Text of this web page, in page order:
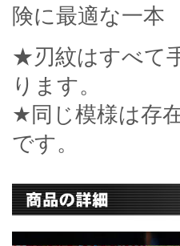
険に最適な一本
★刃紋はすべて
ります。
★同じ模様は存
です。